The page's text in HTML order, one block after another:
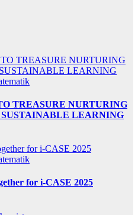
TREASURE NURTURING
LEARNING
for i-CASE 2025